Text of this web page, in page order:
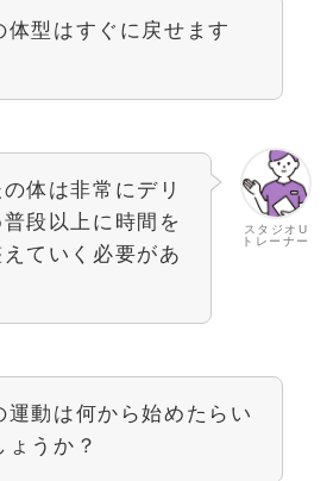
体型はすぐに戻せます
スタジオU
トレーナー
体は非常にデリ
段以上に時間を
ていく必要があ
運動は何から始めたらい
ょうか？